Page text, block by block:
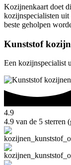
Kozijnenkaart doet
kozijnspecialisten uit
beste geholpen
Kunststof
Een kozijnspecialist
4.9
4.9 van de 5 sterren